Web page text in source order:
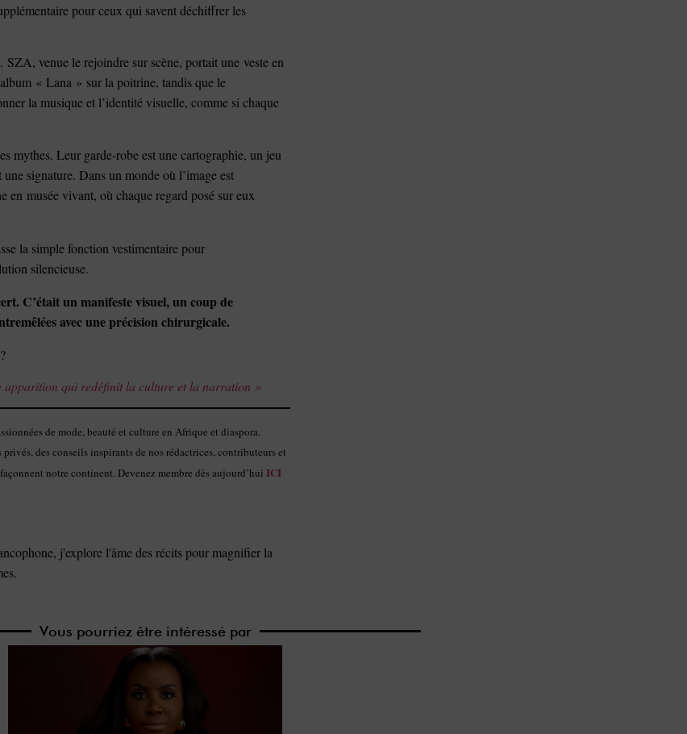
pour ceux qui savent déchiffrer les
venue le rejoindre sur scène, portait une veste en
« Lana » sur la poitrine, tandis que le
la musique et l’identité visuelle, comme si chaque
mythes. Leur garde-robe est une cartographie, un jeu
signature. Dans un monde où l’image est
en musée vivant, où chaque regard posé sur eux
la simple fonction vestimentaire pour
silencieuse.
C’était un manifeste visuel, un coup de
avec une précision chirurgicale.
qui redéfinit la culture et la narration »
de mode, beauté et culture en Afrique et diaspora.
des conseils inspirants de nos rédactrices, contributeurs et
notre continent. Devenez membre dès aujourd’hui ICI
j'explore l'âme des récits pour magnifier la
Vous pourriez être intéressé par